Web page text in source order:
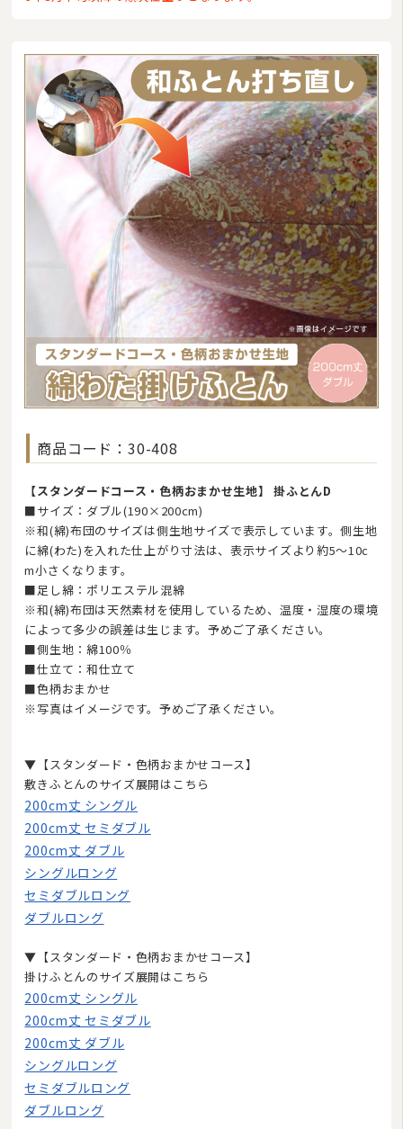
商品コード：30-408
【スタンダードコース・色柄おまかせ生地】 掛ふとんD
■サイズ：ダブル(190×200cm)
※和(綿)布団のサイズは側生地サイズで表示しています。側生地
に綿(わた)を入れた仕上がり寸法は、表示サイズより約5〜10c
m小さくなります。
■足し綿：ポリエステル混綿
※和(綿)布団は天然素材を使用しているため、温度・湿度の環境
によって多少の誤差は生じます。予めご了承ください。
■側生地：綿100％
■仕立て：和仕立て
■色柄おまかせ
※写真はイメージです。予めご了承ください。
▼【スタンダード・色柄おまかせコース】
敷きふとんのサイズ展開はこちら
200cm丈 シングル
200cm丈 セミダブル
200cm丈 ダブル
シングルロング
セミダブルロング
ダブルロング
▼【スタンダード・色柄おまかせコース】
掛けふとんのサイズ展開はこちら
200cm丈 シングル
200cm丈 セミダブル
200cm丈 ダブル
シングルロング
セミダブルロング
ダブルロング